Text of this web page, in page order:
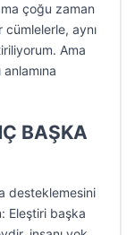
çoğu zaman
aynı
Ama
BAŞKA
desteklemesini
Eleştiri başka